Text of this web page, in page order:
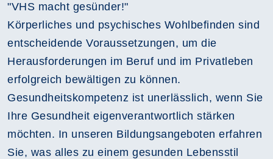
"VHS macht gesünder!"
Körperliches und psychisches Wohlbefinden sind
entscheidende Voraussetzungen, um die
Herausforderungen im Beruf und im Privatleben
erfolgreich bewältigen zu können.
Gesundheitskompetenz ist unerlässlich, wenn Sie
Ihre Gesundheit eigenverantwortlich stärken
möchten. In unseren Bildungsangeboten erfahren
Sie, was alles zu einem gesunden Lebensstil